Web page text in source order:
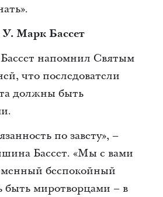
Марк Бассет
напомнил Святым
что последователи
должны быть
по завету», –
Бассет. «Мы с вами
беспокойный
быть миротворцами – в